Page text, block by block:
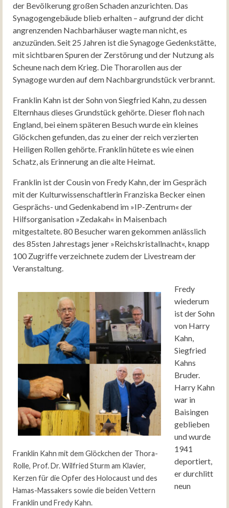
der Bevölkerung großen Schaden anzurichten. Das
Synagogengebäude blieb erhalten – aufgrund der dicht
angrenzenden Nachbarhäuser wagte man nicht, es
anzuzünden. Seit 25 Jahren ist die Synagoge Gedenkstätte,
mit sichtbaren Spuren der Zerstörung und der Nutzung als
Scheune nach dem Krieg. Die Thorarollen aus der
Synagoge wurden auf dem Nachbargrundstück verbrannt.
Franklin Kahn ist der Sohn von Siegfried Kahn, zu dessen
Elternhaus dieses Grundstück gehörte. Dieser floh nach
England, bei einem späteren Besuch wurde ein kleines
Glöckchen gefunden, das zu einer der reich verzierten
Heiligen Rollen gehörte. Franklin hütete es wie einen
Schatz, als Erinnerung an die alte Heimat.
Franklin ist der Cousin von Fredy Kahn, der im Gespräch
mit der Kulturwissenschaftlerin Franziska Becker einen
Gesprächs- und Gedenkabend im »IP-Zentrum« der
Hilfsorganisation »Zedakah« in Maisenbach
mitgestaltete. 80 Besucher waren gekommen anlässlich
des 85sten Jahrestags jener »Reichskristallnacht«, knapp
100 Zugriffe verzeichnete zudem der Livestream der
Veranstaltung.
Franklin Kahn mit dem Glöckchen der Thora-
Rolle, Prof. Dr. Wilfried Sturm am Klavier,
Kerzen für die Opfer des Holocaust und des
Hamas-Massakers sowie die beiden Vettern
Franklin und Fredy Kahn.
Fredy
wiederum
ist der Sohn
von Harry
Kahn,
Siegfried
Kahns
Bruder.
Harry Kahn
war in
Baisingen
geblieben
und wurde
1941
deportiert,
er durchlitt
neun